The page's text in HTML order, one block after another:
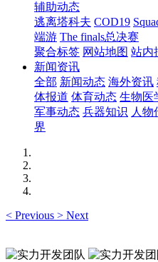
辅助动态
逃离塔科夫 COD19
端游 The finals总决赛
聚合标签 网站地图 站内
新闻资讯
全部 新闻动态 海外资讯
体报道 体育动态 生物医
军事动态 兵器知识 人物
界
< Previous > Next